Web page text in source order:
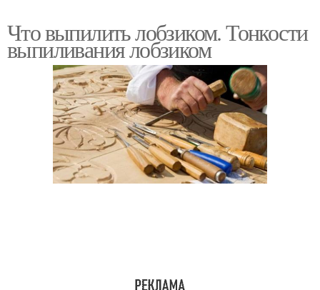
Что выпилить лобзиком. Тонкости
выпиливания лобзиком